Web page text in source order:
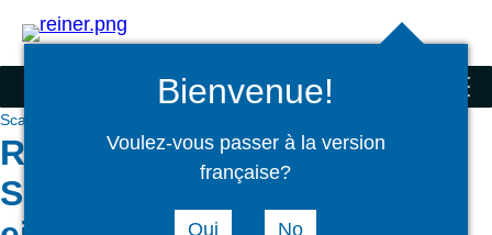
Suchenselect
language
menu
Scanner und Sonderprodukte
Scanner und Sonderprodukte
REINER® sorgt mit der
Scannerneuheit RS 980 für
Bienvenue!
Voulez-vous passer à la version
française?
Oui No